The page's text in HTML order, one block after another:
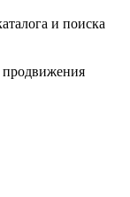
и поиска
продвижения